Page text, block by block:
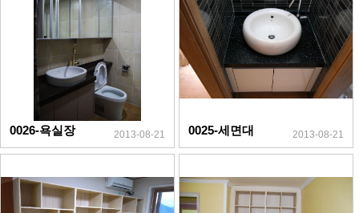
0026-욕실장 2013-08-21 0025-세면대 2013-08-21